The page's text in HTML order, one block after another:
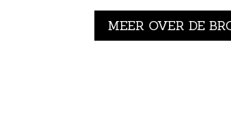
MEER OVER DE